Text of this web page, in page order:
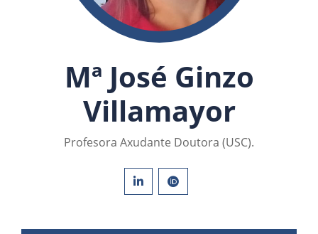
Mª José Ginzo
Villamayor
Profesora Axudante Doutora (USC).